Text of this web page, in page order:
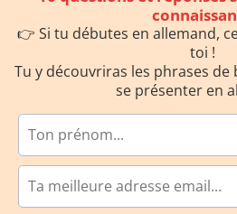
👉 Si tu débutes en allemand,
toi !
Tu y découvriras les phrases
se présenter en